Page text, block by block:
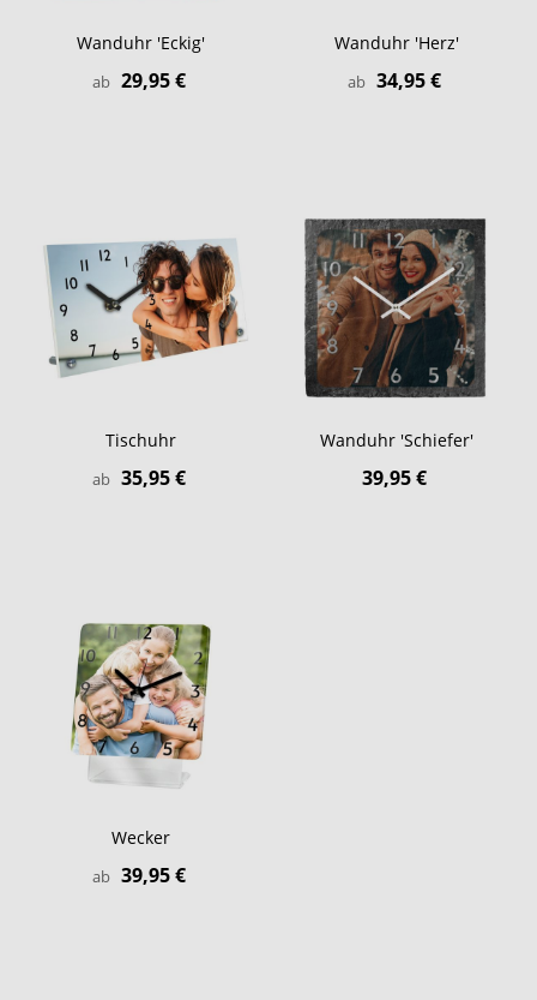
Wanduhr 'Eckig'
ab 29,95 €
Wanduhr 'Herz'
ab 34,95 €
Tischuhr
ab 35,95 €
Wanduhr 'Schiefer'
39,95 €
Wecker
ab 39,95 €